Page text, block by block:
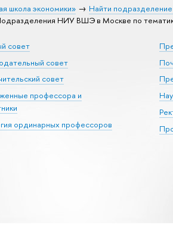
школа экономики» Найти
НИУ ВШЭ в Москве по
совет
совет
совет
профессора и
ординарных профессоров